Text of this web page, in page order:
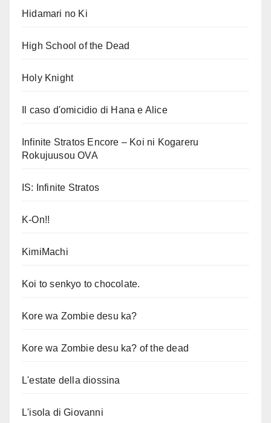
Hidamari no Ki
High School of the Dead
Holy Knight
Il caso d'omicidio di Hana e Alice
Infinite Stratos Encore – Koi ni Kogareru
Rokujuusou OVA
IS: Infinite Stratos
K-On!!
KimiMachi
Koi to senkyo to chocolate.
Kore wa Zombie desu ka?
Kore wa Zombie desu ka? of the dead
L'estate della diossina
L'isola di Giovanni